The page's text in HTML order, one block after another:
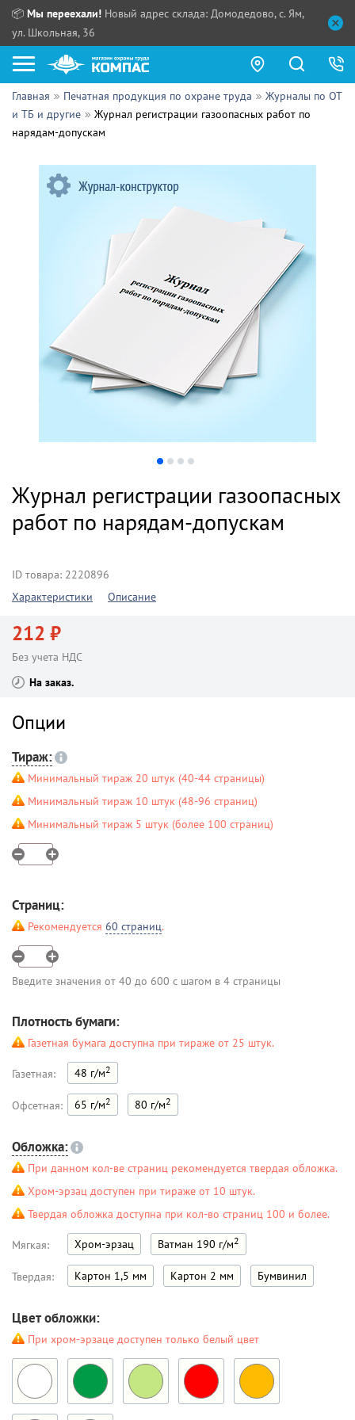
📦 Мы переехали! Новый адрес склада: Домодедово, с. Ям,
ул. Школьная, 36
Как купить?
Прайс-листы
Сотрудничество
ПН - ЧТ:
Выдача продукции:
Главная Печатная продукция по охране труда
Журналы по ОТ
и ТБ и другие
Журнал регистрации газоопасных работ по
нарядам-допускам
Журнал регистрации газоопасных
работ по нарядам-допускам
ID товара: 2220896
Характеристики
Описание
212 ₽
Без учета НДС
На заказ
Опции
Тираж:
Минимальный тираж 20 штук (40-44 страницы)
Минимальный тираж 10 штук (48-96 страниц)
Минимальный тираж 5 штук (более 100 страниц)
Страниц:
Рекомендуется 60 страниц.
Введите значения от 40 до 600 с шагом в 4 страницы
Плотность бумаги:
Газетная бумага доступна при тираже от 25 штук.
Газетная: 48 г/м2
Офсетная: 65 г/м2 80 г/м2
Обложка:
При данном кол-ве страниц рекомендуется твердая обложка.
Хром-эрзац доступен при тираже от 10 штук.
Твердая обложка доступна при кол-во страниц 100 и более.
Мягкая: Хром-эрзац Ватман 190 г/м2
Твердая: Картон 1,5 мм Картон 2 мм Бумвинил
Цвет обложки:
При хром-эрзаце доступен только белый цвет